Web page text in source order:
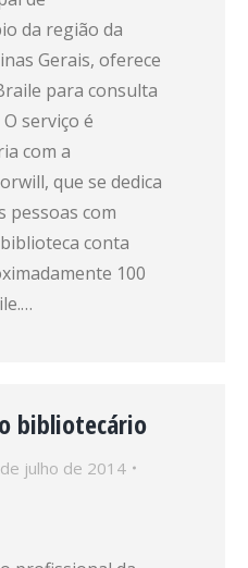
da região da
Gerais, oferece
para consulta
serviço é
com a
que se dedica
pessoas com
conta
100
bibliotecário
julho de 2014